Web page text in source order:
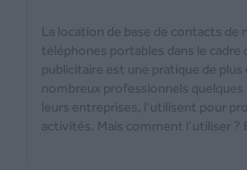
La location de base de contacts de
téléphones portables dans le cadre
publicitaire est une pratique de plus
nombreux professionnels quelques
leurs entreprises, l’utilisent pour
activités. Mais comment l’utiliser ?